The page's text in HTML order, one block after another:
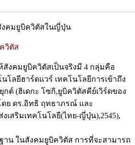
คมยูบิควิตัสในญี่ปุ่น
วิตัส
คมยูบิควิตัสเป็นจริงมี 4 กลุ่มคือ
โลยีฮาร์ดแวร์ เทคโนโลยีการเข้าถึง
กต์ (ฮิเดกะ โซกิ,ยูบิควิตัสคีย์เวิร์ดของ
ย ดร.อิทธิ ฤทธาภรณ์ และ
เสริมเทคโนโลยี(ไทย-ญี่ปุ่น),2545),
ในสังคมยูบิควิตัส การที่จะสามารถ